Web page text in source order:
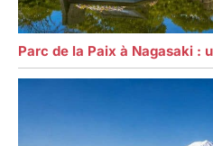
Parc de la Paix à Nagasaki :